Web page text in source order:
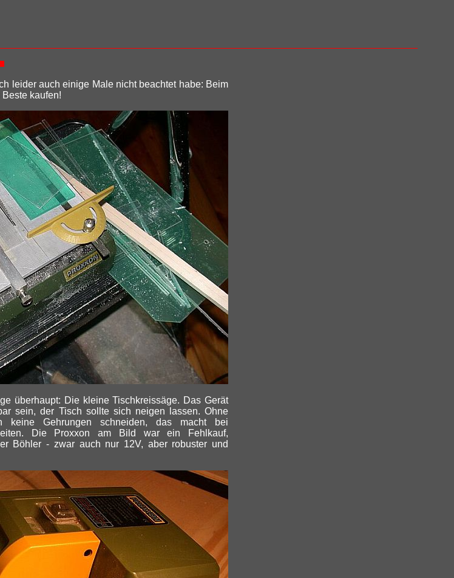
leider auch einige Male nicht beachtet habe: Beim
kaufen!
überhaupt: Die kleine Tischkreissäge. Das Gerät
sein, der Tisch sollte sich neigen lassen. Ohne
keine Gehrungen schneiden, das macht bei
Die Proxxon am Bild war ein Fehlkauf,
Böhler - zwar auch nur 12V, aber robuster und